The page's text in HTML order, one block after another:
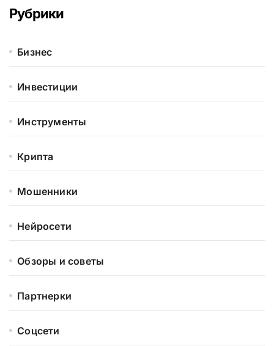
Рубрики
Бизнес
Инвестиции
Инструменты
Крипта
Мошенники
Нейросети
Обзоры и советы
Партнерки
Соцсети